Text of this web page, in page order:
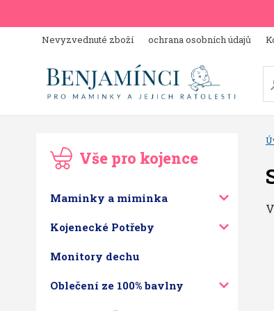
Nevyzvednuté zboží ochrana osobních údajů
Vše pro kojence
Maminky a miminka
Kojenecké Potřeby
Monitory dechu
Oblečení ze 100% bavlny